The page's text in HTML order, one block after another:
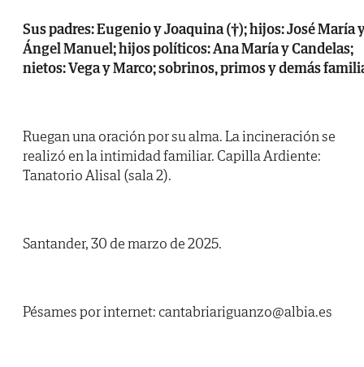
Sus padres: Eugenio y Joaquina (†); hijos: José María
Ángel Manuel; hijos políticos: Ana María y Candelas;
nietos: Vega y Marco; sobrinos, primos y demás
Ruegan una oración por su alma. La incineración se
realizó en la intimidad familiar. Capilla Ardiente:
Tanatorio Alisal (sala 2).
Santander, 30 de marzo de 2025.
Pésames por internet: cantabriariguanzo@albia.es